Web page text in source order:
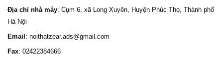
Địa chỉ nhà máy: Cụm 6, xã Long Xuyên, Huyện Phúc Thọ, Thành phố
Hà Nội
Email : noithatzear.ads@gmail.com
Fax: 02422384666